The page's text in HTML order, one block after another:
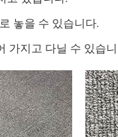
놓을 수 있습니다.
가지고 다닐 수 있습